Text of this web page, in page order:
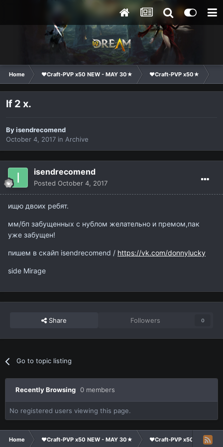
Home ❤Craft-PVP x50 NEW - MAY 30★ ❤Craft-PVP x50★
lf 2 x.
Byisendrecomend
October 4, 2017 in Archive
isendrecomend
Posted October 4, 2017
ищю двоих ребят.
мм/бп забущенных с нублом желательно и премом,пак
уже забущен!
пишем в скайп isendrecomend / https://vk.com/donnylucky
side Mirage
Share Followers 0
Go to topic listing
Recently Browsing 0 members
No registered users viewing this page.
Home ❤Craft-PVP x50 NEW - MAY 30★ ❤Craft-PVP x50★